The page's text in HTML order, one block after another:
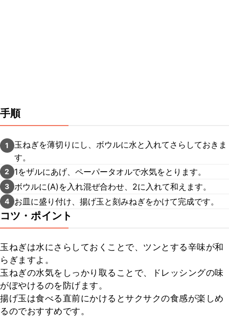
手順
1
玉ねぎを薄切りにし、ボウルに水と入れてさらしておきま
す。
2 1をザルにあげ、ペーパータオルで水気をとります。
3 ボウルに(A)を入れ混ぜ合わせ、2に入れて和えます。
4 お皿に盛り付け、揚げ玉と刻みねぎをかけて完成です。
コツ・ポイント
玉ねぎは水にさらしておくことで、ツンとする辛味が和
らぎますよ。
玉ねぎの水気をしっかり取ることで、ドレッシングの味
がぼやけるのを防げます。
揚げ玉は食べる直前にかけるとサクサクの食感が楽しめ
るのでおすすめです。